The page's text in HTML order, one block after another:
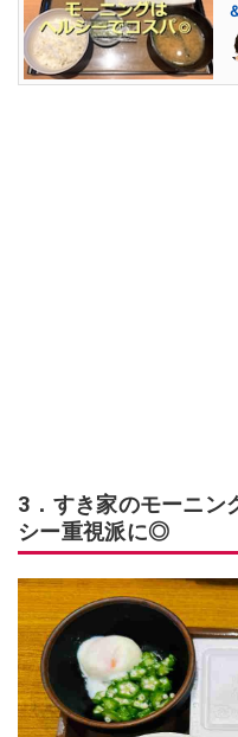
3．すき家のモーニン
シー重視派に◎